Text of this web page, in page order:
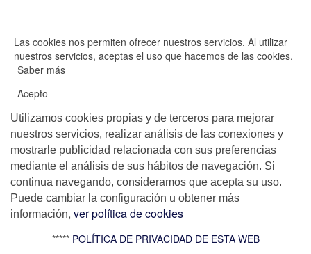
Las cookies nos permiten ofrecer nuestros servicios. Al utilizar
nuestros servicios, aceptas el uso que hacemos de las cookies.
Saber más
Acepto
Utilizamos cookies propias y de terceros para mejorar
nuestros servicios, realizar análisis de las conexiones y
mostrarle publicidad relacionada con sus preferencias
mediante el análisis de sus hábitos de navegación. Si
continua navegando, consideramos que acepta su uso.
Puede cambiar la configuración u obtener más
información, ver política de cookies
***** POLÍTICA DE PRIVACIDAD DE ESTA WEB